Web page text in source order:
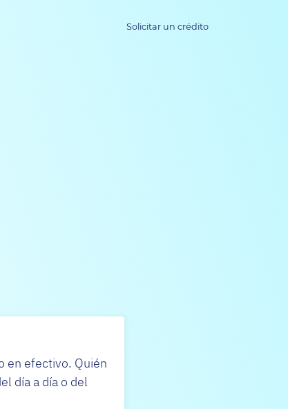
Solicitar un crédito
en efectivo. Quién
día a día o del